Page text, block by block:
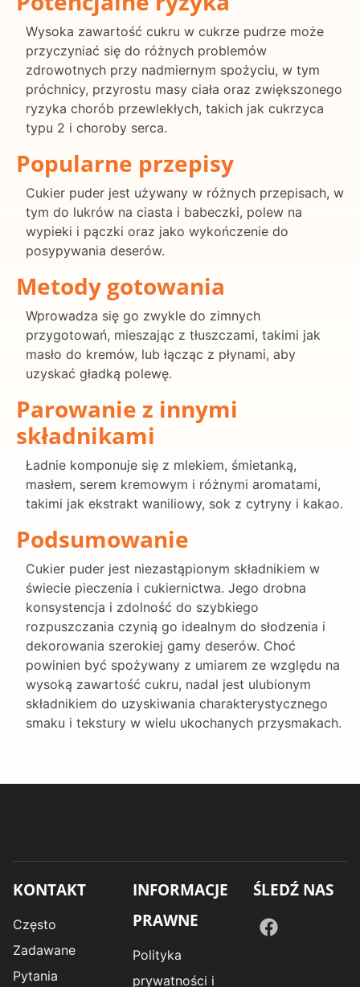
Wysoka zawartość cukru w cukrze pudrze może
przyczyniać się do różnych problemów
zdrowotnych przy nadmiernym spożyciu, w tym
próchnicy, przyrostu masy ciała oraz zwiększonego
ryzyka chorób przewlekłych, takich jak cukrzyca
typu 2 i choroby serca.
Popularne przepisy
Cukier puder jest używany w różnych przepisach, w
tym do lukrów na ciasta i babeczki, polew na
wypieki i pączki oraz jako wykończenie do
posypywania deserów.
Metody gotowania
Wprowadza się go zwykle do zimnych
przygotowań, mieszając z tłuszczami, takimi jak
masło do kremów, lub łącząc z płynami, aby
uzyskać gładką polewę.
Parowanie z innymi
składnikami
Ładnie komponuje się z mlekiem, śmietanką,
masłem, serem kremowym i różnymi aromatami,
takimi jak ekstrakt waniliowy, sok z cytryny i kakao.
Podsumowanie
Cukier puder jest niezastąpionym składnikiem w
świecie pieczenia i cukiernictwa. Jego drobna
konsystencja i zdolność do szybkiego
rozpuszczania czynią go idealnym do słodzenia i
dekorowania szerokiej gamy deserów. Choć
powinien być spożywany z umiarem ze względu na
wysoką zawartość cukru, nadal jest ulubionym
składnikiem do uzyskiwania charakterystycznego
smaku i tekstury w wielu ukochanych przysmakach.
KONTAKT
Często
Zadawane
Pytania
INFORMACJE
PRAWNE
Polityka
prywatności i
ŚLEDŹ NAS